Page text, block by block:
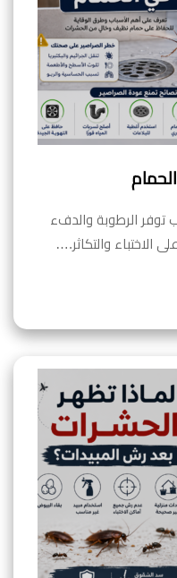
توفر الرطوبة والدفء
الاختباء والتكاثر.…